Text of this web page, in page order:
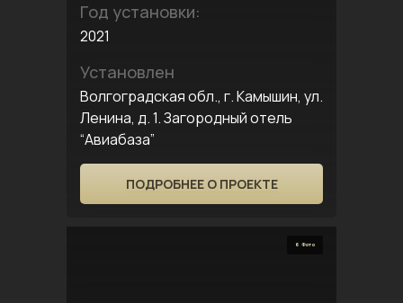
Год установки:
2021
Установлен
Волгоградская обл., г. Камышин, ул.
Ленина, д. 1. Загородный отель
“Авиабаза”
ПОДРОБНЕЕ О ПРОЕКТЕ
6 Фото